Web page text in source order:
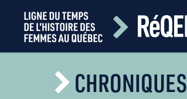
CHRONIQUES